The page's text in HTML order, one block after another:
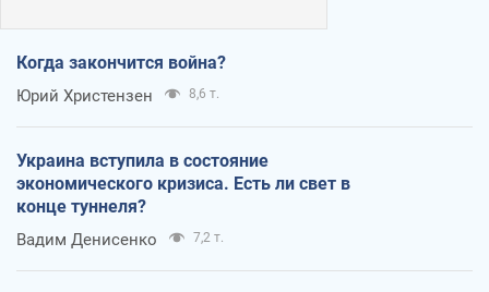
Когда закончится война?
Юрий Христензен 8,6 т.
Украина вступила в состояние
экономического кризиса. Есть ли свет в
конце туннеля?
Вадим Денисенко 7,2 т.